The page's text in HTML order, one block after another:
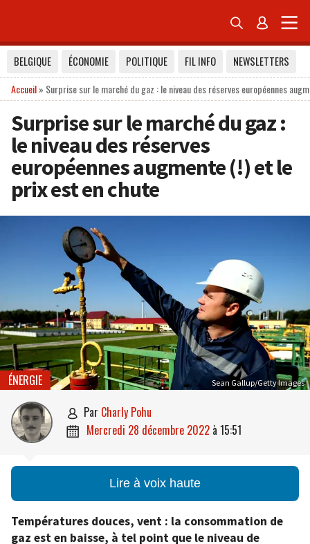
 
BELGIQUE ÉCONOMIE POLITIQUE FIL INFO
NEWSLETTERS
Accueil» Surprise sur le marché du gaz : le niveau des réserves européennes
Surprise sur le marché du gaz :
le niveau des réserves
européennes augmente (!) et le
prix est en chute
Sean Gallup/Getty Images
ÉNERGIE
 par Charly Pohu
 mercredi 28 décembre 2022 à 15:51
Lire à voix haute
Températures douces, vent : la consommation de
gaz est en baisse, à tel point que le niveau de